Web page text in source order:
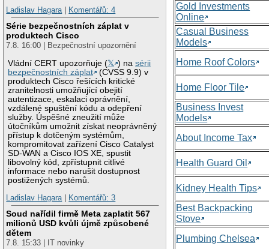
Ladislav Hagara| Komentářů: 4
Série bezpečnostních záplat v
produktech Cisco
7.8. 16:00 | Bezpečnostní upozornění
Vládní CERT upozorňuje (𝕏 ) nasérii
bezpečnostních záplat
(CVSS 9.9) v
produktech Cisco řešících kritické
zranitelnosti umožňující obejití
autentizace, eskalaci oprávnění,
vzdálené spuštění kódu a odepření
služby. Úspěšné zneužití může
útočníkům umožnit získat neoprávněný
přístup k dotčeným systémům,
kompromitovat zařízení Cisco Catalyst
SD-WAN a Cisco IOS XE, spustit
libovolný kód, zpřístupnit citlivé
informace nebo narušit dostupnost
postižených systémů.
Ladislav Hagara| Komentářů: 3
Soud nařídil firmě Meta zaplatit 567
milionů USD kvůli újmě způsobené
dětem
7.8. 15:33 | IT novinky
Gold Investments
Online
Casual Business
Models
Home Roof Colors
Home Floor Tile
Business Invest
Models
About Income Tax
Health Guard Oil
Kidney Health Tips
Best Backpacking
Stove
Plumbing Chelsea